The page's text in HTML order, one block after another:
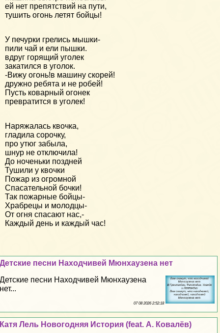
ей нет препятствий на пути,
тушить огонь летят бойцы!
У печурки грелись мышки-
пили чай и ели пышки.
вдруг горящий уголек
закатился в уголок.
-Вижу огонь!в машину скорей!
дружно ребята и не робей!
Пусть коварный огонек
превратится в уголек!
Наряжалась квочка,
гладила сорочку,
про утюг забыла,
шнур не отключила!
До ноченьки поздней
Тушили у квочки
Пожар из огромной
Спасательной бочки!
Так пожарные бойцы-
Храбрецы и молодцы-
От огня спасают нас,-
Каждый день и каждый час!
Детские песни Находчивей Мюнхаузена нет
Детские песни Находчивей Мюнхаузена
нет...
07 08 2026 2:52:18
Катя Лель Новогодняя История (feat. А. Ковалёв)